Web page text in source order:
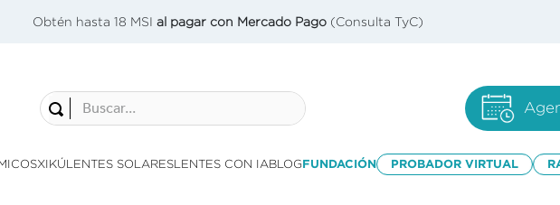
Obtén hasta 18 MSI al pagar con Mercado Pago (Consulta TyC)
Buscar...
XIKÚLENTES SOLARESLENTES CON IABLOGFUNDACIÓN PROBADOR VIRTUAL